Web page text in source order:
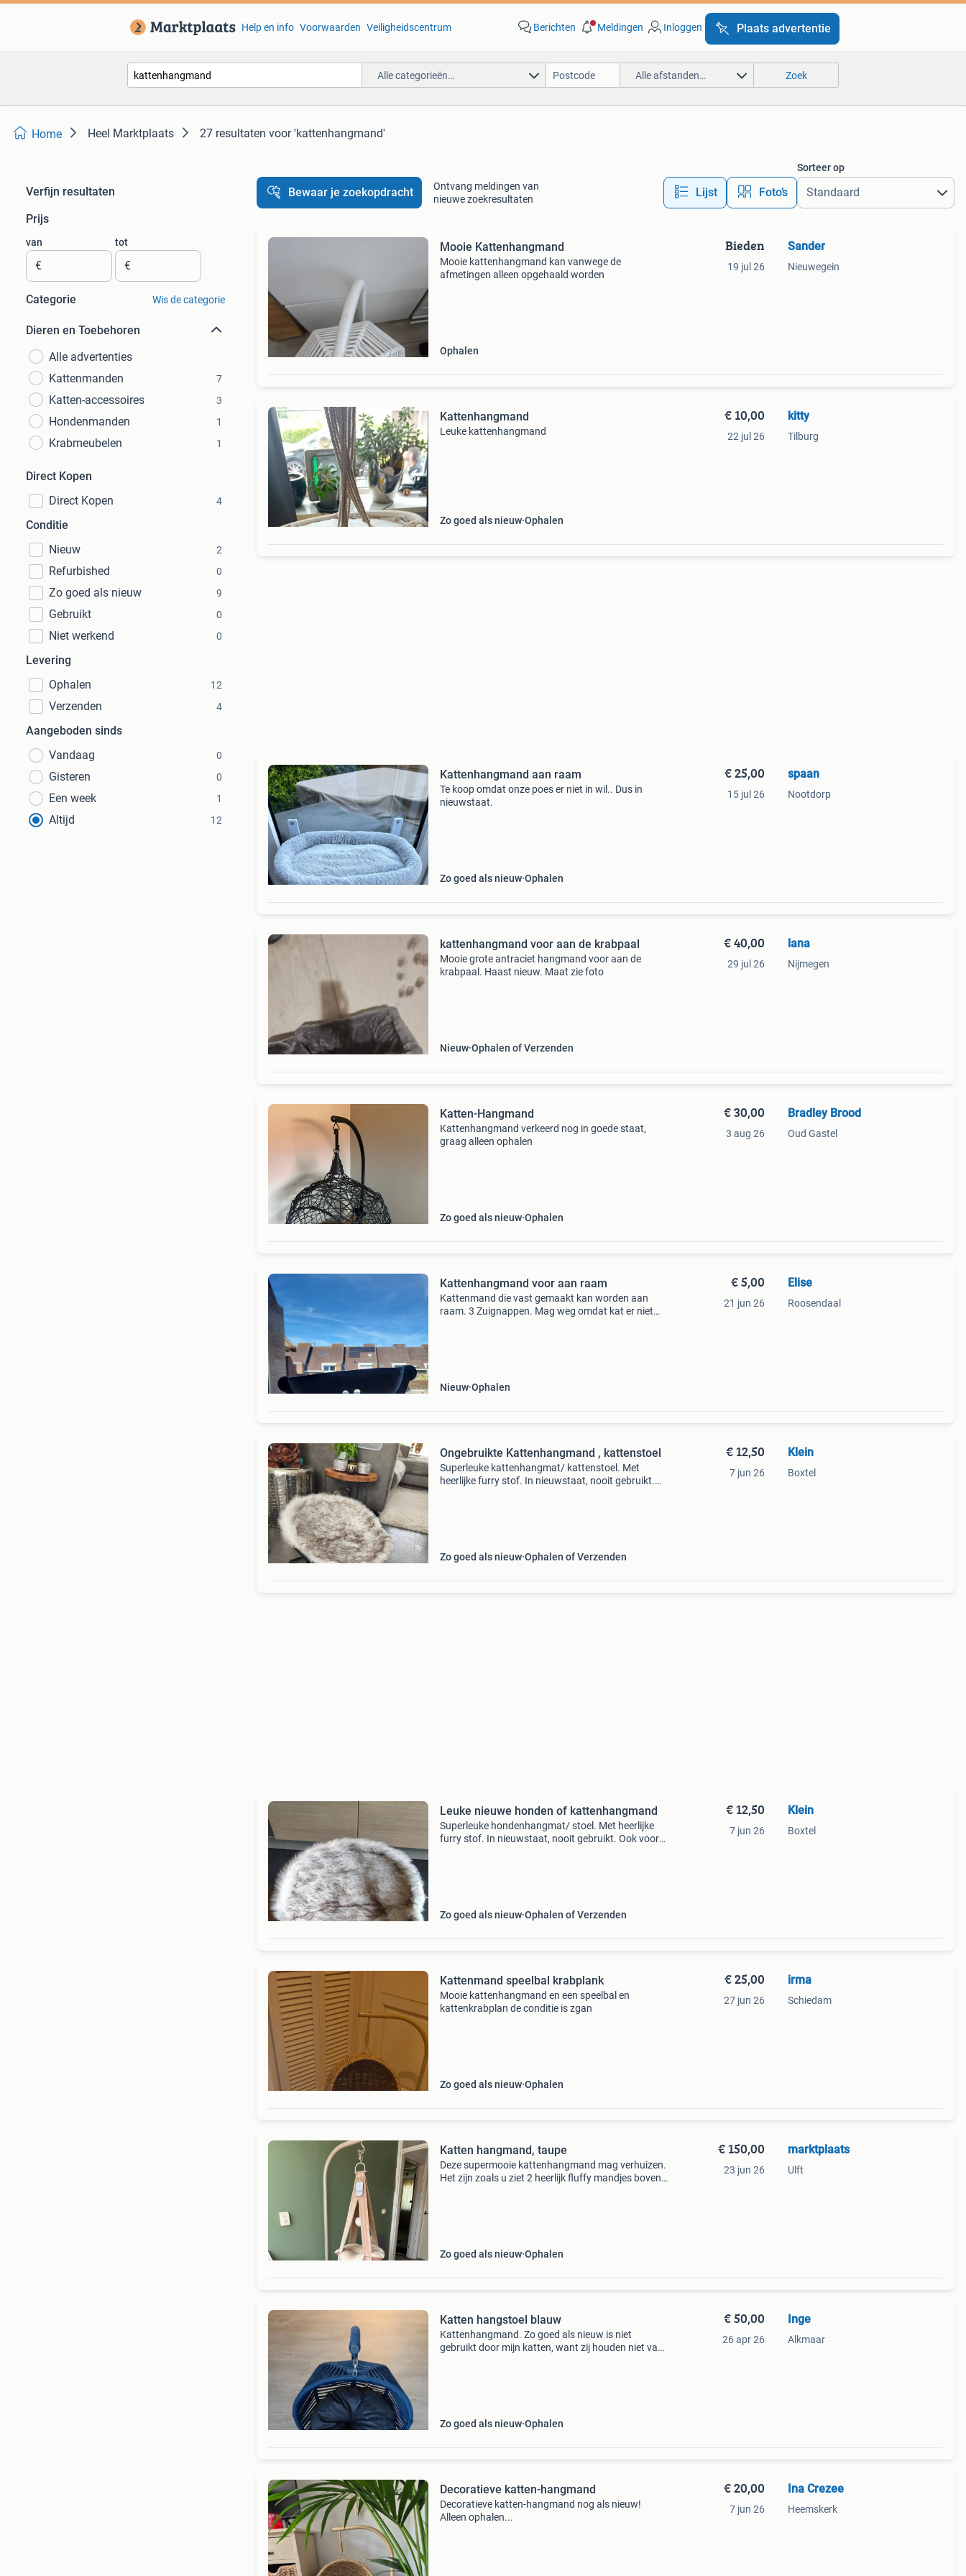
Help en info Voorwaarden Veiligheidscentrum Berichten Meldingen Inloggen Plaats advertentie
Alle categorieën… Alle afstanden… Zoek
Home Heel Marktplaats 27 resultaten voor 'kattenhangmand'
Verfijn resultaten
Prijs
van
€
tot
€
Categorie Wis de categorie
Dieren en Toebehoren
Alle advertenties
Kattenmanden
7
Katten-accessoires 3
Hondenmanden 1
Krabmeubelen 1
Direct Kopen
Direct Kopen
4
Conditie
Nieuw
2
Refurbished 0
Zo goed als nieuw 9
Gebruikt 0
Niet werkend 0
Levering
Ophalen
12
Verzenden 4
Aangeboden sinds
Vandaag
0
Gisteren 0
Een week 1
Altijd 12
Bewaar je zoekopdracht
Ontvang meldingen van
nieuwe zoekresultaten
Lijst Foto’s
Sorteer op
Mooie Kattenhangmand
Mooie kattenhangmand kan vanwege de
afmetingen alleen opgehaald worden
Ophalen
Bieden
19 jul 26
Sander
Nieuwegein
Kattenhangmand
Leuke kattenhangmand
Zo goed als nieuw Ophalen
€ 10,00
22 jul 26
kitty
Tilburg
Kattenhangmand aan raam
Te koop omdat onze poes er niet in wil.. Dus in
nieuwstaat.
Zo goed als nieuw Ophalen
€ 25,00
15 jul 26
spaan
Nootdorp
kattenhangmand voor aan de krabpaal
Mooie grote antraciet hangmand voor aan de
krabpaal. Haast nieuw. Maat zie foto
Nieuw Ophalen of Verzenden
€ 40,00
29 jul 26
lana
Nijmegen
Katten-Hangmand
Kattenhangmand verkeerd nog in goede staat,
graag alleen ophalen
Zo goed als nieuw Ophalen
€ 30,00
3 aug 26
Bradley Brood
Oud Gastel
Kattenhangmand voor aan raam
Kattenmand die vast gemaakt kan worden aan
raam. 3 Zuignappen. Mag weg omdat kat er niet
Nieuw Ophalen
€ 5,00
21 jun 26
Elise
Roosendaal
Ongebruikte Kattenhangmand , kattenstoel
Superleuke kattenhangmat/ kattenstoel. Met
heerlijke furry stof. In nieuwstaat, nooit gebruikt.
Zo goed als nieuw Ophalen of Verzenden
€ 12,50
7 jun 26
Klein
Boxtel
Leuke nieuwe honden of kattenhangmand
Superleuke hondenhangmat/ stoel. Met heerlijke
furry stof. In nieuwstaat, nooit gebruikt. Ook voor
Zo goed als nieuw Ophalen of Verzenden
€ 12,50
7 jun 26
Klein
Boxtel
Kattenmand speelbal krabplank
Mooie kattenhangmand en een speelbal en
kattenkrabplan de conditie is zgan
Zo goed als nieuw Ophalen
€ 25,00
27 jun 26
irma
Schiedam
Katten hangmand, taupe
Deze supermooie kattenhangmand mag verhuizen.
Het zijn zoals u ziet 2 heerlijk fluffy mandjes boven
Zo goed als nieuw Ophalen
€ 150,00
23 jun 26
marktplaats
Ulft
Katten hangstoel blauw
Kattenhangmand. Zo goed als nieuw is niet
gebruikt door mijn katten, want zij houden niet van
Zo goed als nieuw Ophalen
€ 50,00
26 apr 26
Inge
Alkmaar
Decoratieve katten-hangmand
Decoratieve katten-hangmand nog als nieuw!
Alleen ophalen...
€ 20,00
7 jun 26
Ina Crezee
Heemskerk